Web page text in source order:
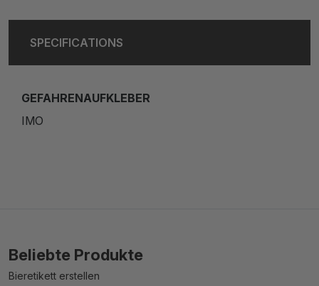
SPECIFICATIONS
GEFAHRENAUFKLEBER
IMO
Beliebte Produkte
Bieretikett erstellen